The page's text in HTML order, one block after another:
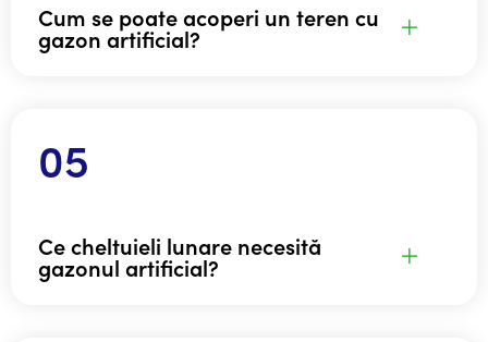
Cum se poate acoperi un teren cu
gazon artificial?
Ce cheltuieli lunare necesită
gazonul artificial?